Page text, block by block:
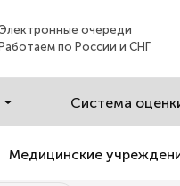
Электронные очереди
Работаем по России и СНГ
Система
Медицинские